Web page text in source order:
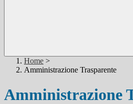
Home >
Amministrazione Trasparente
Amministrazione